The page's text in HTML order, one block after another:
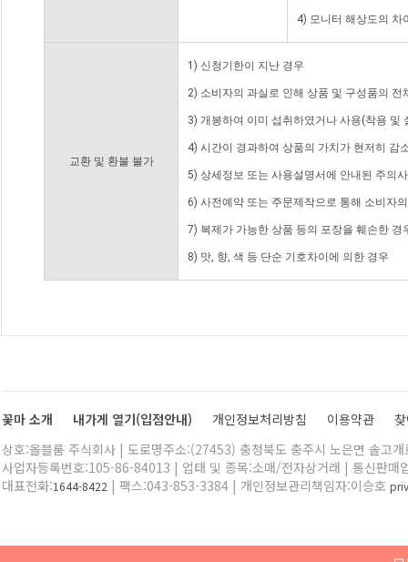
4) 모니터 해상도의 차
교환 및 환불 불가
1) 신청기한이 지난 경우
2) 소비자의 과실로 인해 상품 및 구성품의
3) 개봉하여 이미 섭취하였거나 사용(착용 및
4) 시간이 경과하여 상품의 가치가 현저히 감
5) 상세정보 또는 사용설명서에 안내된 주의
6) 사전예약 또는 주문제작으로 통해 소비자
7) 복제가 가능한 상품 등의 포장을 훼손한 경
8) 맛, 향, 색 등 단순 기호차이에 의한 경우
꽃마 소개 내가게 열기(입점안내) 개인정보처리방침 이용약관
상호:올블룸 주식회사 | 도로명주소:(27453) 충청북도 충주시 노은면 솔고
사업자등록번호:105-86-84013 | 업태 및 종목:소매/전자상거래 | 통신판매
대표전화:1644-8422 | 팩스:043-853-3384 | 개인정보관리책임자:이승호